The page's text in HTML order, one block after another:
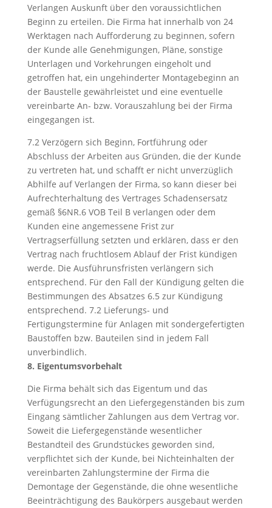
Verlangen Auskunft über den voraussichtlichen
Beginn zu erteilen. Die Firma hat innerhalb von 24
Werktagen nach Aufforderung zu beginnen, sofern
der Kunde alle Genehmigungen, Pläne, sonstige
Unterlagen und Vorkehrungen eingeholt und
getroffen hat, ein ungehinderter Montagebeginn an
der Baustelle gewährleistet und eine eventuelle
vereinbarte An- bzw. Vorauszahlung bei der Firma
eingegangen ist.
7.2 Verzögern sich Beginn, Fortführung oder
Abschluss der Arbeiten aus Gründen, die der Kunde
zu vertreten hat, und schafft er nicht unverzüglich
Abhilfe auf Verlangen der Firma, so kann dieser bei
Aufrechterhaltung des Vertrages Schadensersatz
gemäß §6NR.6 VOB Teil B verlangen oder dem
Kunden eine angemessene Frist zur
Vertragserfüllung setzten und erklären, dass er den
Vertrag nach fruchtlosem Ablauf der Frist kündigen
werde. Die Ausführunsfristen verlängern sich
entsprechend. Für den Fall der Kündigung gelten die
Bestimmungen des Absatzes 6.5 zur Kündigung
entsprechend. 7.2 Lieferungs- und
Fertigungstermine für Anlagen mit sondergefertigten
Baustoffen bzw. Bauteilen sind in jedem Fall
unverbindlich.
8. Eigentumsvorbehalt
Die Firma behält sich das Eigentum und das
Verfügungsrecht an den Liefergegenständen bis zum
Eingang sämtlicher Zahlungen aus dem Vertrag vor.
Soweit die Liefergegenstände wesentlicher
Bestandteil des Grundstückes geworden sind,
verpflichtet sich der Kunde, bei Nichteinhalten der
vereinbarten Zahlungstermine der Firma die
Demontage der Gegenstände, die ohne wesentliche
Beeinträchtigung des Baukörpers ausgebaut werden